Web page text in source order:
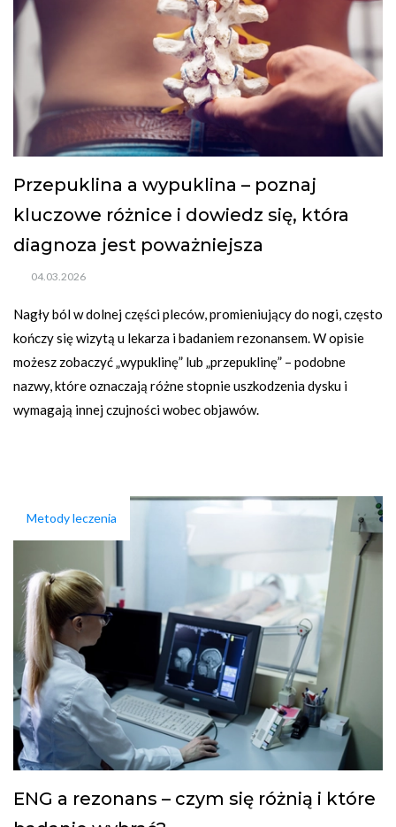
Przepuklina a wypuklina – poznaj
kluczowe różnice i dowiedz się, która
diagnoza jest poważniejsza
04.03.2026
Nagły ból w dolnej części pleców, promieniujący do nogi, często
kończy się wizytą u lekarza i badaniem rezonansem. W opisie
możesz zobaczyć „wypuklinę” lub „przepuklinę” – podobne
nazwy, które oznaczają różne stopnie uszkodzenia dysku i
wymagają innej czujności wobec objawów.
Metody leczenia
ENG a rezonans – czym się różnią i które